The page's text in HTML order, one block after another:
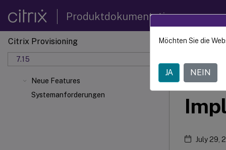
Produktdokumentation
Citrix Provisioning
7.15
Neue Features
Systemanforderungen
Citrix
July 29,
Möchten Sie die
JA NEIN